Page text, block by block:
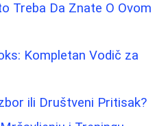
Treba Da Znate O Ovom
Kompletan Vodič za
ili Društveni Pritisak?